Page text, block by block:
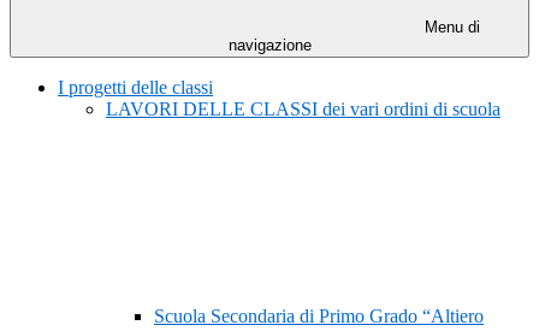
Menu di
navigazione
I progetti delle classi
LAVORI DELLE CLASSI dei vari ordini di scuola
Scuola Secondaria di Primo Grado “Altiero